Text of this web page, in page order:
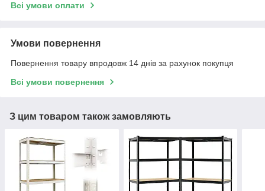
Всі умови оплати
Умови повернення
Повернення товару впродовж 14 днів за рахунок покупця
Всі умови повернення
З цим товаром також замовляють